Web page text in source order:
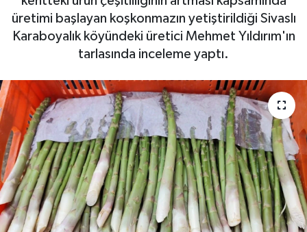
üretimi başlayan koşkonmazın yetiştirildiği Sivaslı
Karaboyalık köyündeki üretici Mehmet Yıldırım'ın
tarlasında inceleme yaptı.